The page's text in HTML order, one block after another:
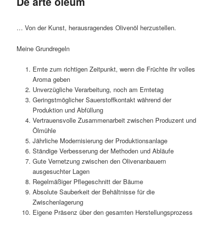
… Von der Kunst, herausragendes Olivenöl herzustellen.
Meine Grundregeln
Ernte zum richtigen Zeitpunkt, wenn die Früchte ihr volles
Aroma geben
Unverzügliche Verarbeitung, noch am Erntetag
Geringstmöglicher Sauerstoffkontakt während der
Produktion und Abfüllung
Vertrauensvolle Zusammenarbeit zwischen Produzent und
Ölmühle
Jährliche Modernisierung der Produktionsanlage
Ständige Verbesserung der Methoden und Abläufe
Gute Vernetzung zwischen den Olivenanbauern
ausgesuchter Lagen
Regelmäßiger Pflegeschnitt der Bäume
Absolute Sauberkeit der Behältnisse für die
Zwischenlagerung
Eigene Präsenz über den gesamten Herstellungsprozess